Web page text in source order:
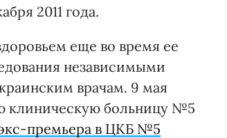
2011 года.
еще во время ее
независимыми
врачам. 9 мая
клиническую больницу №5
премьера в ЦКБ №5